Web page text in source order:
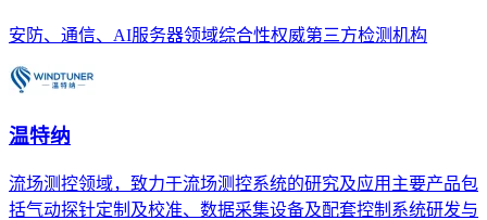
安防、通信、AI服务器领域综合性权威第三方检测机构
温特纳
流场测控领域，致力于流场测控系统的研究及应用主要产品包
括气动探针定制及校准、数据采集设备及配套控制系统研发与